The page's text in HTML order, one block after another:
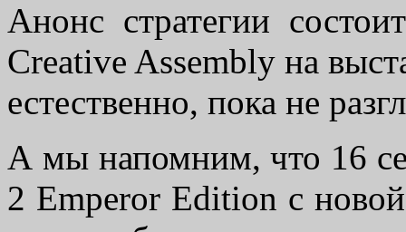
Анонс стратегии
Creative Assembly на
естественно, пока не
А мы напомним, что 16
2 Emperor Edition с